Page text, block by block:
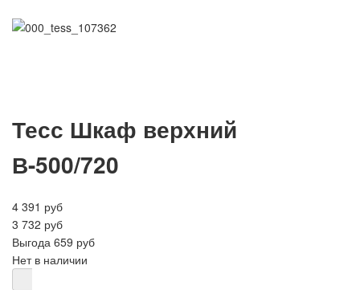
Тесс Шкаф верхний
В-500/720
4 391 руб
3 732 руб
Выгода 659 руб
Нет в наличии